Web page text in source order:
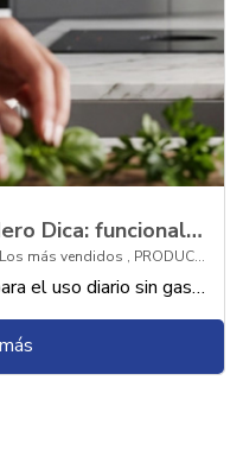
Mezcladoras para fregadero Dica: funcionalidad y rendimiento con una excelente r
Los más vendidos , PRODUCTOS
Si buscas una llave confiable para el uso diario sin gastar de más, las mezcladoras Dica son tu mejor alternativa. Te contamos por qué destacan en calidad y precio.